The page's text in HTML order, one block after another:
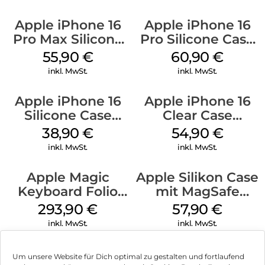
Um unsere Website für Dich optimal zu gestalten und fortlaufend
Apple iPhone 16
Pro Max Silicone
Case MagSafe
Stone Gray
55,90 €
inkl. MwSt.
Apple iPhone 16
Pro Silicone Case
MagSafe Stone
Gray
60,90€
inkl. MwSt.
Apple iPhone 16
Silicone Case
MagSafe
Ultramarine
38,90€
inkl. MwSt.
Apple iPhone 16
Clear Case
MagSafe
Transparent
54,90 €
inkl. MwSt.
Apple Magic
Keyboard Folio
iPad 10.9″ (10.Gen.)
Weiß
293,90€
inkl. MwSt.
Apple Silikon Case
mit MagSafe
iPhone 14 Pro
(PRODUCT)RED
57,90€
inkl. MwSt.